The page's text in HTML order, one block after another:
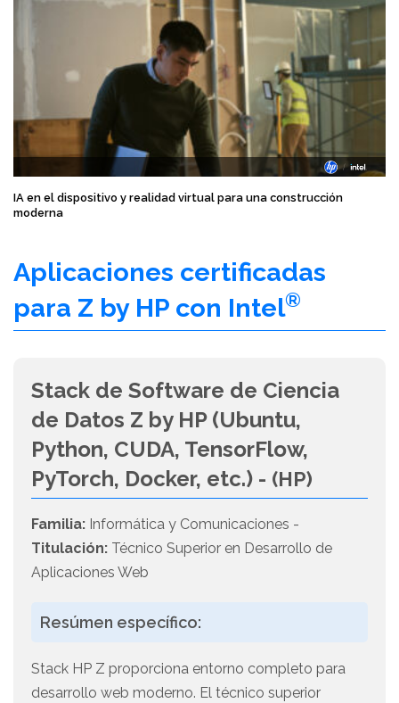
IA en el dispositivo y realidad virtual para una construcción
moderna
Aplicaciones certificadas
para Z by HP con Intel®
Stack de Software de Ciencia
de Datos Z by HP (Ubuntu,
Python, CUDA, TensorFlow,
PyTorch, Docker, etc.) - (HP)
Familia: Informática y Comunicaciones -
Titulación: Técnico Superior en Desarrollo de
Aplicaciones Web
Resúmen específico:
Stack HP Z proporciona entorno completo para
desarrollo web moderno. El técnico superior